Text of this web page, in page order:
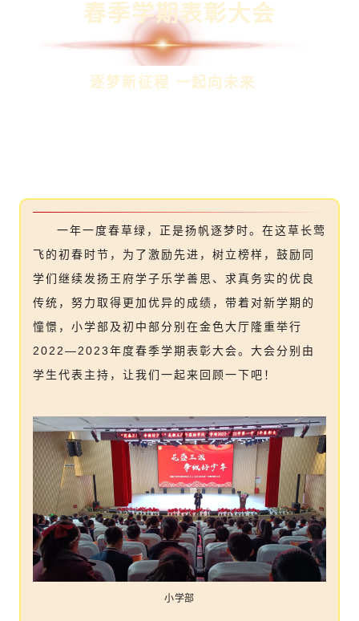
春季学期表彰大会
逐梦新征程 一起向未来
一年一度春草绿，正是扬帆逐梦时。在这草长莺
飞的初春时节，为了激励先进，树立榜样，鼓励同
学们继续发扬王府学子乐学善思、求真务实的优良
传统，努力取得更加优异的成绩，带着对新学期的
憧憬，小学部及初中部分别在金色大厅隆重举行
2022—2023年度春季学期表彰大会。大会分别由
学生代表主持，让我们一起来回顾一下吧！
小学部